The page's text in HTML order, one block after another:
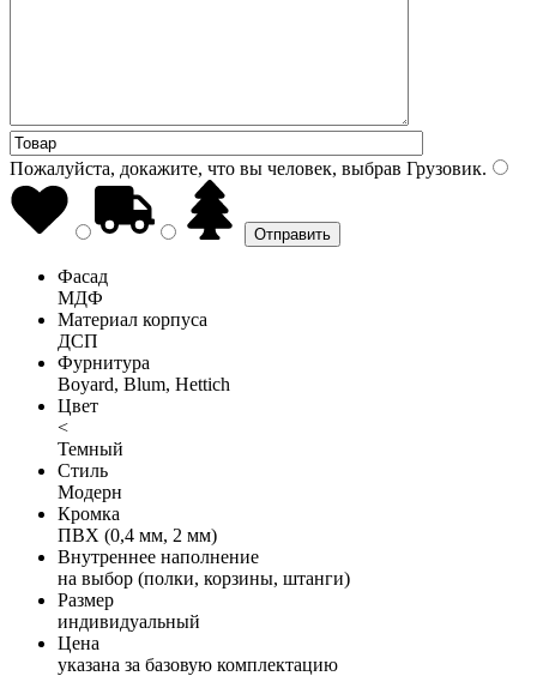
Пожалуйста, докажите, что вы человек, выбрав Грузовик.
Фасад
МДФ
Материал корпуса
ДСП
Фурнитура
Boyard, Blum, Hettich
Цвет
<
Темный
Стиль
Модерн
Кромка
ПВХ (0,4 мм, 2 мм)
Внутреннее наполнение
на выбор (полки, корзины, штанги)
Размер
индивидуальный
Цена
указана за базовую комплектацию